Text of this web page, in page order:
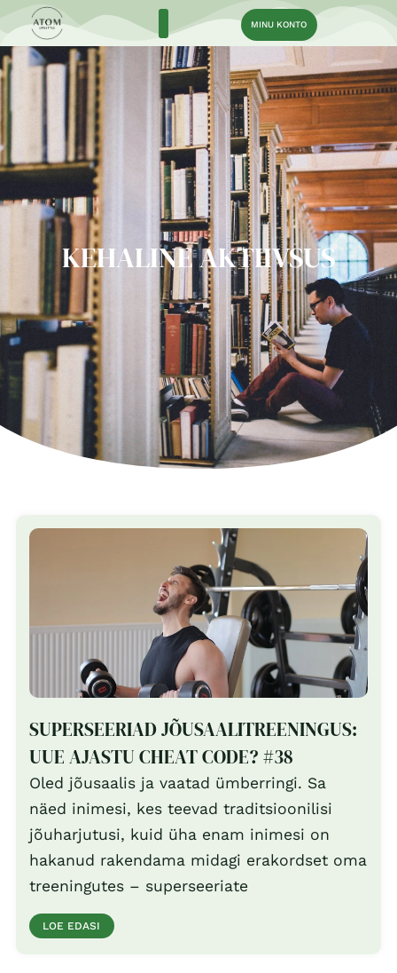
MINU KONTO
KEHALINE AKTIIVSUS
SUPERSEERIAD JÕUSAALITREENINGUS:
UUE AJASTU CHEAT CODE? #38
Oled jõusaalis ja vaatad ümberringi. Sa
näed inimesi, kes teevad traditsioonilisi
jõuharjutusi, kuid üha enam inimesi on
hakanud rakendama midagi erakordset oma
treeningutes – superseeriate
LOE EDASI